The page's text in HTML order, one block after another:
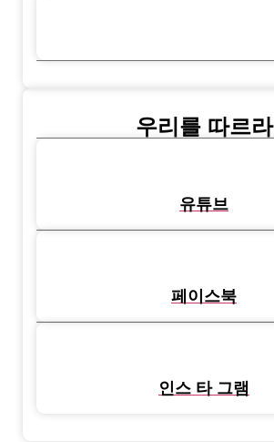
우리를 따르라
유튜브
페이스북
인스 타 그램